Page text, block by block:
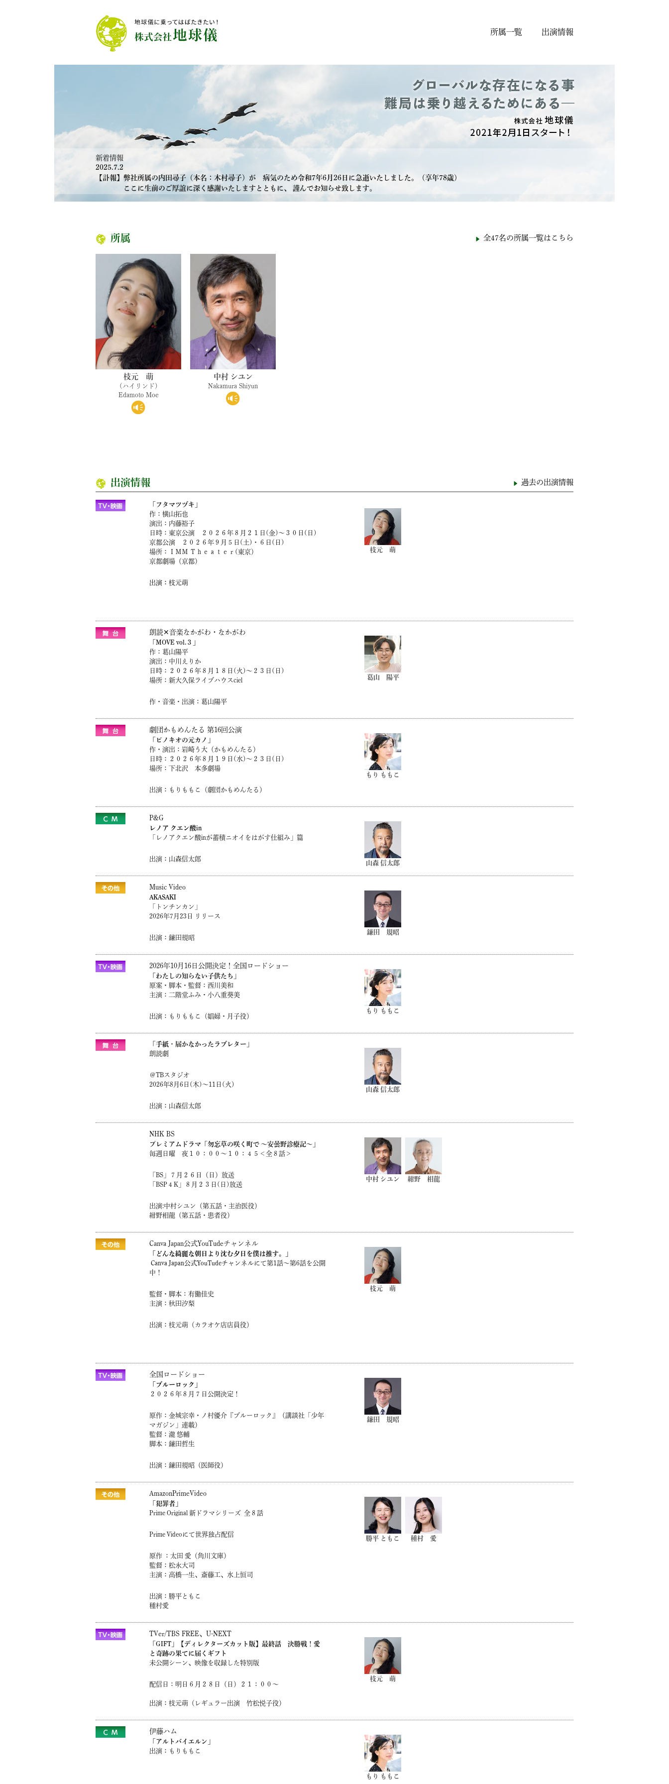
所属一覧 出演情報
新着情報
2025.7.2
【訃報】弊社所属の内田尋子（本名：木村尋子）が 病気のため令和7年6月26日に急逝いたしました。（享年78歳）
ここに生前のご厚誼に深く感謝いたしますとともに、 謹んでお知らせ致します。
所属 全47名の所属一覧はこちら
枝元 萌
(ハイリンド)
Edamoto Moe
中村 シユン
Nakamura Shiyun
出演情報 過去の出演情報
「フタマツヅキ」
作：横山拓也
演出：内藤裕子
日時：東京公演 ２０２６年８月２１日(金)～３０日(日)
京都公演 ２０２６年９月５日(土)・６日(日)
場所：ＩＭＭ Ｔｈｅａｔｅｒ(東京）
京都劇場（京都）
出演：枝元萌
枝元 萌
朗読✕音楽なかがわ・なかがわ
「MOVE vol.３」
作：葛山陽平
演出：中川えりか
日時：２０２６年８月１８日(火)～２３日(日)
場所：新大久保ライブハウスciel
作・音楽・出演：葛山陽平
葛山 陽平
劇団かもめんたる 第16回公演
「ピノキオの元カノ」
作・演出：岩崎う大（かもめんたる）
日時：２０２６ 年８月１９日(水)〜２３日(日)
場所：下北沢 本多劇場
出演：もりももこ（劇団かもめんたる）
もり ももこ
P&G
レノア クエン酸in
「レノアクエン酸inが蓄積ニオイをはがす仕組み」篇
出演：山森信太郎
山森 信太郎
Music Video
AKASAKI
「トンチンカン」
2026年7月23日 リリース
出演：鎌田規昭
鎌田 規昭
2026年10月16日公開決定！全国ロードショー
「わたしの知らない子供たち」
原案・脚本・監督：西川美和
主演：二階堂ふみ・小八重葵美
出演：もりももこ（娼婦・月子役）
もり ももこ
「手紙・届かなかったラブレター」
朗読劇
＠TBスタジオ
2026年8月6日(木)〜11日(火)
出演：山森信太郎
山森 信太郎
NHK BS
プレミアムドラマ「勿忘草の咲く町で ～安曇野診療記～」
毎週日曜 夜１０：００～１０：４５＜全８話＞
「BS」７月２６日（日）放送
「BSP４K」８月２３日(日)放送
出演:中村シユン（第五話・主治医役）
紺野相龍（第五話・患者役）
中村 シユン 紺野 相龍
Canva Japan公式YouTudeチャンネル
「どんな綺麗な朝日より沈む夕日を僕は推す。」
Canva Japan公式YouTudeチャンネルにて第1話～第6話を公開
中！
監督・脚本：有働佳史
主演：秋田汐梨
出演：枝元萌（カラオケ店店員役）
枝元 萌
全国ロードショー
「ブルーロック」
２０２６年８月７日公開決定！
原作：金城宗幸・ノ村優介『ブルーロック』（講談社「少年
マガジン」連載）
監督：瀧 悠輔
脚本：鎌田哲生
出演：鎌田規昭（医師役）
鎌田 規昭
AmazonPrimeVideo
「犯罪者」
Prime Original 新ドラマシリーズ 全８話
Prime Videoにて世界独占配信
原作 ：太田 愛（角川文庫）
監督：松永大司
主演：高橋一生、斎藤工、水上恒司
出演：勝平ともこ
種村愛
勝平 ともこ 種村 愛
TVer/TBS FREE、U-NEXT
「GIFT」【ディレクターズカット版】最終話 決勝戦！愛
と奇跡の果てに届くギフト
未公開シーン、映像を収録した特別版
配信日：明日６月２８日（日）２１：００～
出演：枝元萌（レギュラー出演 竹松悦子役）
枝元 萌
伊藤ハム
「アルトバイエルン」
出演：もりももこ
もり ももこ